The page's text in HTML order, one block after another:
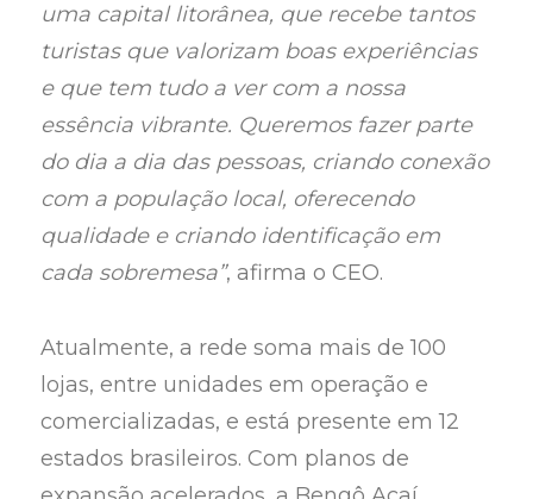
uma capital litorânea, que recebe tantos
turistas que valorizam boas experiências
e que tem tudo a ver com a nossa
essência vibrante. Queremos fazer parte
do dia a dia das pessoas, criando conexão
com a população local, oferecendo
qualidade e criando identificação em
cada sobremesa”, afirma o CEO.
Atualmente, a rede soma mais de 100
lojas, entre unidades em operação e
comercializadas, e está presente em 12
estados brasileiros. Com planos de